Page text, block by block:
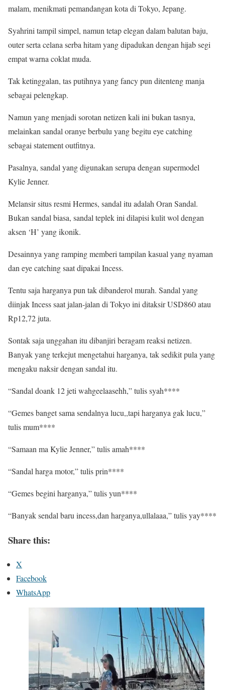
malam, menikmati pemandangan kota di Tokyo, Jepang.
Syahrini tampil simpel, namun tetap elegan dalam balutan baju,
outer serta celana serba hitam yang dipadukan dengan hijab segi
empat warna coklat muda.
Tak ketinggalan, tas putihnya yang fancy pun ditenteng manja
sebagai pelengkap.
Namun yang menjadi sorotan netizen kali ini bukan tasnya,
melainkan sandal oranye berbulu yang begitu eye catching
sebagai statement outfitnya.
Pasalnya, sandal yang digunakan serupa dengan supermodel
Kylie Jenner.
Melansir situs resmi Hermes, sandal itu adalah Oran Sandal.
Bukan sandal biasa, sandal teplek ini dilapisi kulit wol dengan
aksen ‘H’ yang ikonik.
Desainnya yang ramping memberi tampilan kasual yang nyaman
dan eye catching saat dipakai Incess.
Tentu saja harganya pun tak dibanderol murah. Sandal yang
diinjak Incess saat jalan-jalan di Tokyo ini ditaksir USD860 atau
Rp12,72 juta.
Sontak saja unggahan itu dibanjiri beragam reaksi netizen.
Banyak yang terkejut mengetahui harganya, tak sedikit pula yang
mengaku naksir dengan sandal itu.
“Sandal doank 12 jeti wahgeelaasehh,” tulis syah****
“Gemes banget sama sendalnya lucu,,tapi harganya gak lucu,”
tulis mum****
“Samaan ma Kylie Jenner,” tulis amah****
“Sandal harga motor,” tulis prin****
“Gemes begini harganya,” tulis yun****
“Banyak sendal baru incess,dan harganya,ullalaaa,” tulis yay****
Share this:
X
Facebook
WhatsApp